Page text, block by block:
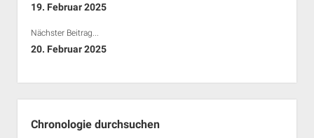
19. Februar 2025
Nächster Beitrag...
20. Februar 2025
Chronologie durchsuchen